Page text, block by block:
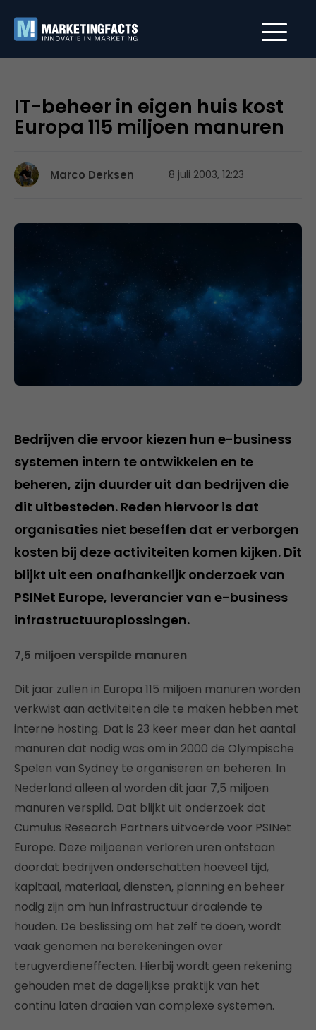
IT-beheer in eigen huis kost
Europa 115 miljoen manuren
Marco Derksen 8 juli 2003, 12:23
Bedrijven die ervoor kiezen hun e-business
systemen intern te ontwikkelen en te
beheren, zijn duurder uit dan bedrijven die
dit uitbesteden. Reden hiervoor is dat
organisaties niet beseffen dat er verborgen
kosten bij deze activiteiten komen kijken. Dit
blijkt uit een onafhankelijk onderzoek van
PSINet Europe, leverancier van e-business
infrastructuuroplossingen.
7,5 miljoen verspilde manuren
Dit jaar zullen in Europa 115 miljoen manuren worden
verkwist aan activiteiten die te maken hebben met
interne hosting. Dat is 23 keer meer dan het aantal
manuren dat nodig was om in 2000 de Olympische
Spelen van Sydney te organiseren en beheren. In
Nederland alleen al worden dit jaar 7,5 miljoen
manuren verspild. Dat blijkt uit onderzoek dat
Cumulus Research Partners uitvoerde voor PSINet
Europe. Deze miljoenen verloren uren ontstaan
doordat bedrijven onderschatten hoeveel tijd,
kapitaal, materiaal, diensten, planning en beheer
nodig zijn om hun infrastructuur draaiende te
houden. De beslissing om het zelf te doen, wordt
vaak genomen na berekeningen over
terugverdieneffecten. Hierbij wordt geen rekening
gehouden met de dagelijkse praktijk van het
continu laten draaien van complexe systemen.